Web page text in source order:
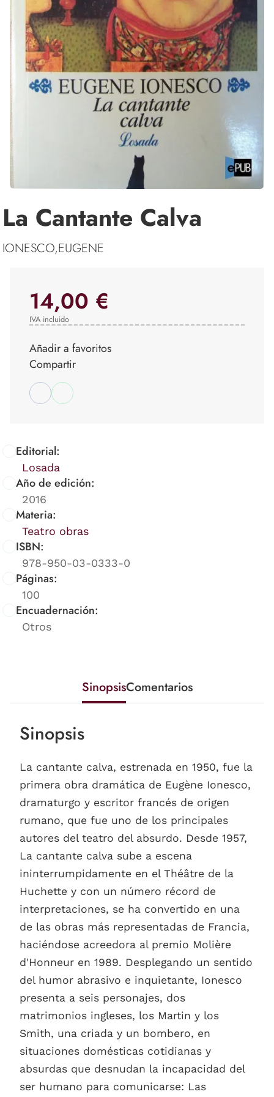
La Cantante Calva
IONESCO,EUGENE
Editorial:
Losada
Año de edición:
2016
Materia:
Teatro obras
ISBN:
978-950-03-0333-0
Páginas:
100
Encuadernación:
Otros
14,00 €
IVA incluido
Añadir a favoritos
Compartir
SinopsisComentarios
Sinopsis
La cantante calva, estrenada en 1950, fue la
primera obra dramática de Eugène Ionesco,
dramaturgo y escritor francés de origen
rumano, que fue uno de los principales
autores del teatro del absurdo. Desde 1957,
La cantante calva sube a escena
ininterrumpidamente en el Théâtre de la
Huchette y con un número récord de
interpretaciones, se ha convertido en una
de las obras más representadas de Francia,
haciéndose acreedora al premio Molière
d'Honneur en 1989. Desplegando un sentido
del humor abrasivo e inquietante, Ionesco
presenta a seis personajes, dos
matrimonios ingleses, los Martin y los
Smith, una criada y un bombero, en
situaciones domésticas cotidianas y
absurdas que desnudan la incapacidad del
ser humano para comunicarse: Las